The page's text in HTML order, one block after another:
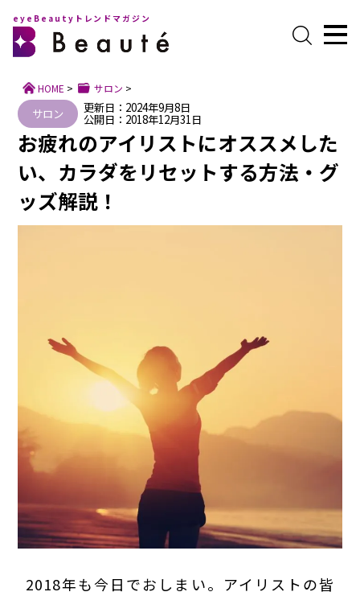
プライバシーポリシー
eyeBeautyトレンドマガジン
HOME > サロン >
サロン 更新日：2024年9月8日
公開日：2018年12月31日
お疲れのアイリストにオススメした
い、カラダをリセットする方法・グ
ッズ解説！
2018年も今日でおしまい。アイリストの皆